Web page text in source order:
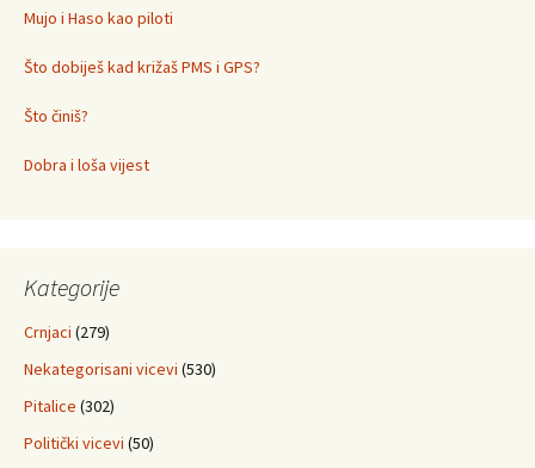
Mujo i Haso kao piloti
Što dobiješ kad križaš PMS i GPS?
Što činiš?
Dobra i loša vijest
Kategorije
Crnjaci (279)
Nekategorisani vicevi (530)
Pitalice (302)
Politički vicevi (50)